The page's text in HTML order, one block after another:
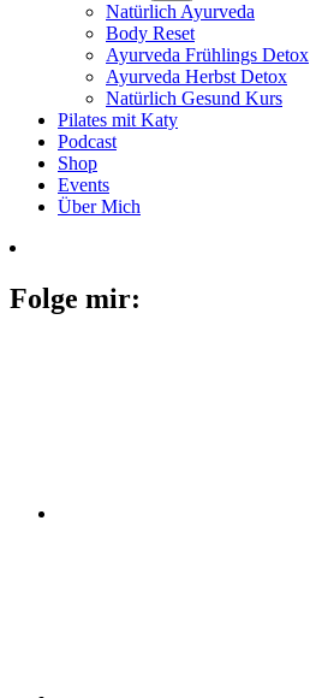
Natürlich Ayurveda
Body Reset
Ayurveda Frühlings Detox
Ayurveda Herbst Detox
Natürlich Gesund Kurs
Pilates mit Katy
Podcast
Shop
Events
Über Mich
Folge mir: